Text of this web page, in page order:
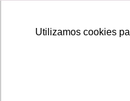
Utilizamos cookies
CEP: 70.701-